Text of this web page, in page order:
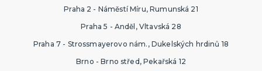
Praha 2 - Náměstí Míru, Rumunská 21
Praha 5 - Anděl, Vltavská 28
Praha 7 - Strossmayerovo nám., Dukelských hrdinů 18
Brno - Brno střed, Pekařská 12